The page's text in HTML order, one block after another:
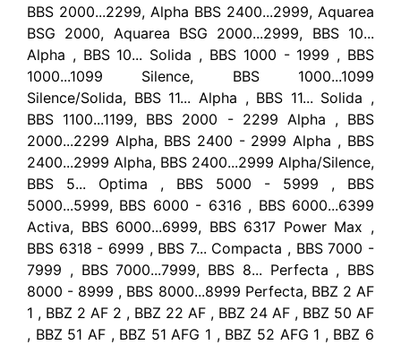
BBS 2000...2299, Alpha BBS 2400...2999, Aquarea
BSG 2000, Aquarea BSG 2000...2999, BBS 10...
Alpha , BBS 10... Solida , BBS 1000 - 1999 , BBS
1000...1099 Silence, BBS 1000...1099
Silence/Solida, BBS 11... Alpha , BBS 11... Solida ,
BBS 1100...1199, BBS 2000 - 2299 Alpha , BBS
2000...2299 Alpha, BBS 2400 - 2999 Alpha , BBS
2400...2999 Alpha, BBS 2400...2999 Alpha/Silence,
BBS 5... Optima , BBS 5000 - 5999 , BBS
5000...5999, BBS 6000 - 6316 , BBS 6000...6399
Activa, BBS 6000...6999, BBS 6317 Power Max ,
BBS 6318 - 6999 , BBS 7... Compacta , BBS 7000 -
7999 , BBS 7000...7999, BBS 8... Perfecta , BBS
8000 - 8999 , BBS 8000...8999 Perfecta, BBZ 2 AF
1 , BBZ 2 AF 2 , BBZ 22 AF , BBZ 24 AF , BBZ 50 AF
, BBZ 51 AF , BBZ 51 AFG 1 , BBZ 52 AFG 1 , BBZ 6